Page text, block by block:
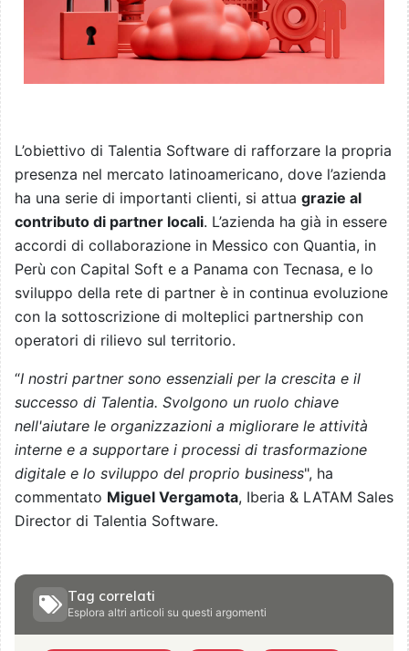
L’obiettivo di Talentia Software di rafforzare la propria
presenza nel mercato latinoamericano, dove l’azienda
ha una serie di importanti clienti, si attua grazie al
contributo di partner locali. L’azienda ha già in essere
accordi di collaborazione in Messico con Quantia, in
Perù con Capital Soft e a Panama con Tecnasa, e lo
sviluppo della rete di partner è in continua evoluzione
con la sottoscrizione di molteplici partnership con
operatori di rilievo sul territorio.
“I nostri partner sono essenziali per la crescita e il
successo di Talentia. Svolgono un ruolo chiave
nell'aiutare le organizzazioni a migliorare le attività
interne e a supportare i processi di trasformazione
digitale e lo sviluppo del proprio business", ha
commentato Miguel Vergamota, Iberia & LATAM Sales
Director di Talentia Software.
Tag correlati
Esplora altri articoli su questi argomenti